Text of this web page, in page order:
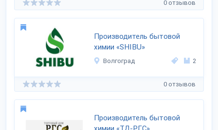
0 отзывов
Производитель бытовой
химии «SHIBU»
Волгоград 2
0 отзывов
Производитель бытовой